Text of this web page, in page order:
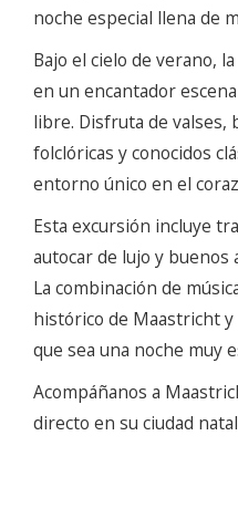
noche especial llena de
Bajo el cielo de verano,
en un encantador
libre. Disfruta de valses,
folclóricas y conocidos
entorno único en el
Esta excursión incluye
autocar de lujo y buenos
La combinación de
histórico de Maastricht
que sea una noche muy
Acompáñanos a
directo en su ciudad